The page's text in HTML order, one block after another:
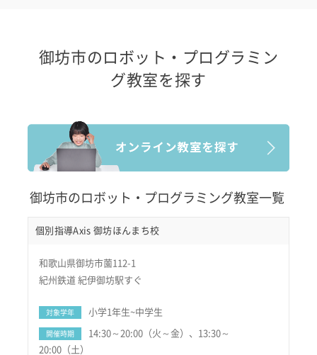
御坊市のロボット・プログラミン
グ教室を探す
御坊市のロボット・プログラミング教室一覧
個別指導Axis 御坊ほんまち校
和歌山県御坊市薗112-1
紀州鉄道 紀伊御坊駅すぐ
対象学年 小学1年生~中学生
開催時期
14:30～20:00（火～金）、13:30～
20:00（土）